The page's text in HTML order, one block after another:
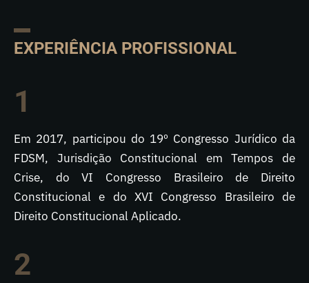
EXPERIÊNCIA PROFISSIONAL
1
Em 2017, participou do 19º Congresso Jurídico da
FDSM, Jurisdição Constitucional em Tempos de
Crise, do VI Congresso Brasileiro de Direito
Constitucional e do XVI Congresso Brasileiro de
Direito Constitucional Aplicado.
2